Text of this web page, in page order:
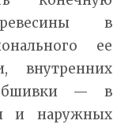
в
ее
внутренних
— в
и наружных